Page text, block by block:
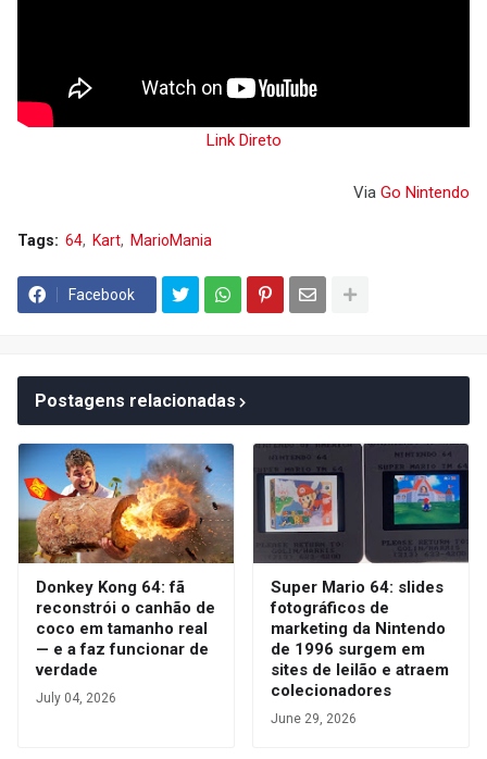
Link Direto
Via Go Nintendo
Tags: 64 Kart MarioMania
Facebook
Postagens relacionadas
Donkey Kong 64: fã
reconstrói o canhão de
coco em tamanho real
— e a faz funcionar de
verdade
July 04, 2026
Super Mario 64: slides
fotográficos de
marketing da Nintendo
de 1996 surgem em
sites de leilão e atraem
colecionadores
June 29, 2026